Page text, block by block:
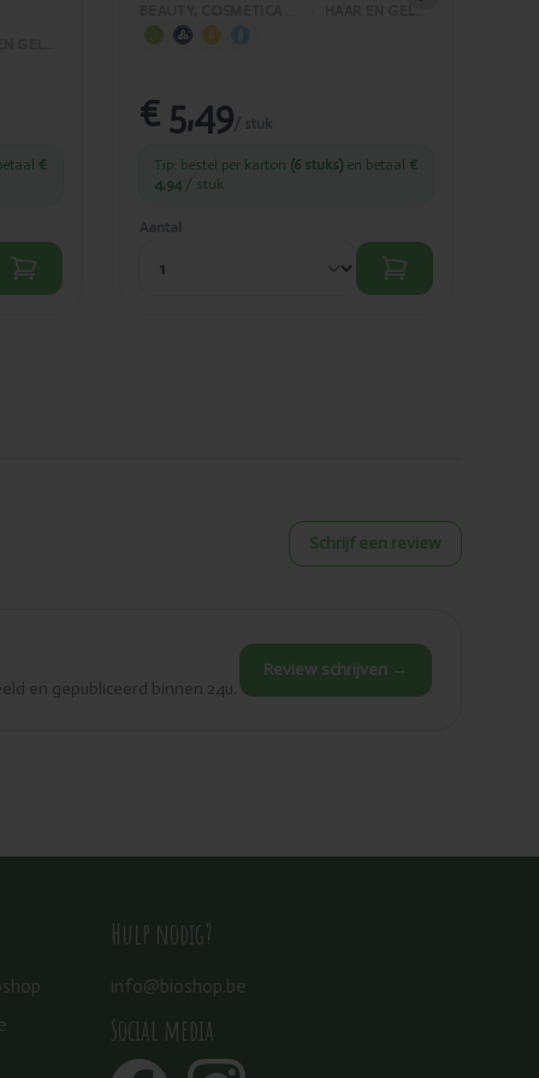
€
€ 5,49/ stuk
Tip: bestel per karton (6 stuks) en betaal €
4,94 / stuk
Aantal
Schrijf een review
en gepubliceerd binnen 24u.
Review schrijven →
Hulp nodig?
info@bioshop.be
Social media